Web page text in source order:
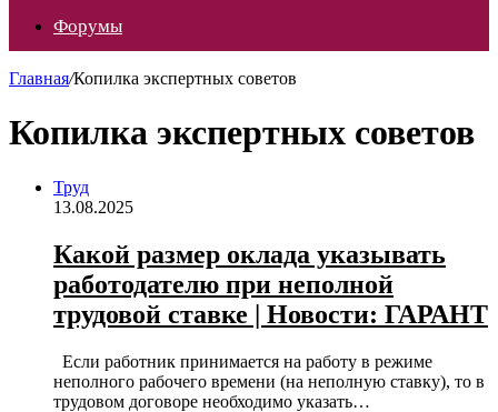
Форумы
Главная/Копилка экспертных советов
Копилка экспертных советов
Труд
13.08.2025
Какой размер оклада указывать
работодателю при неполной
трудовой ставке | Новости: ГАРАНТ
Если работник принимается на работу в режиме
неполного рабочего времени (на неполную ставку), то в
трудовом договоре необходимо указать…